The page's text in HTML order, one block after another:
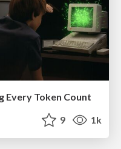
Every Token Count
9 1k